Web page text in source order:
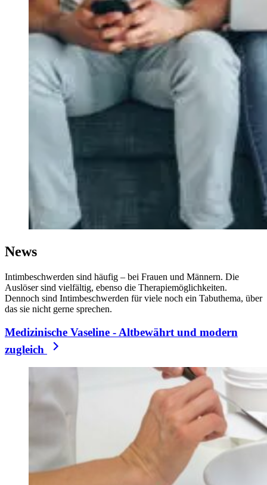
News
Intimbeschwerden sind häufig – bei Frauen und Männern. Die
Auslöser sind vielfältig, ebenso die Therapiemöglichkeiten.
Dennoch sind Intimbeschwerden für viele noch ein Tabuthema, über
das sie nicht gerne sprechen.
Medizinische Vaseline - Altbewährt und modern
zugleich